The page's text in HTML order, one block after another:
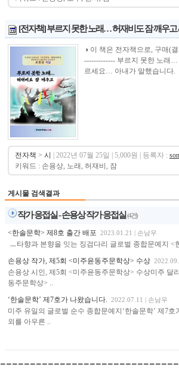
[전자책] 부르지 못한 노래… 허재비도 잠 깨우고
◑ 이 책은 전자책으로, 구매(
------------- 부르지 못한 노래
르세요… 아내가 말했습니다.
전자책 > 시 | 2022년 07월 25일 | 5,000원 | 등록자 :
키워드 : 손용상, 노래, 허재비, 잠
게시물 검색결과
작가 응접실 -손용상 작가 응접실 (4건)
<한솔문학> 제8호 출간 배포 2023.01.21 | 손남우
ㅡ타향과 본향을 잇는 징검다리 글로벌 종합문예지
손용상 작가, 제5회 <미주윤동주문학상> 수상
손용상 시인, 제5회 <미주윤동주문학상> 수상미주
동주문학상> ..
‘한솔문학’ 제7호가 나왔습니다.
2022.07.11 | 손남우
미주 유일의 글로벌 순수 종합문예지‘한솔문학’ 제7
외를 아우른 ..